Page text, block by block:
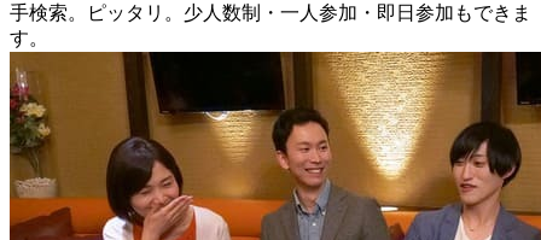
手検索。ピッタリ。少人数制・一人参加・即日参加もできま
す。